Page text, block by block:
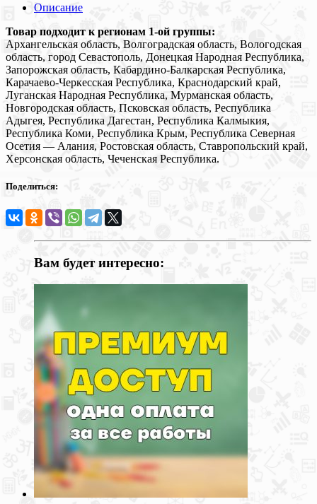
Описание
Товар подходит к регионам 1-ой группы:
Архангельская область, Волгоградская область, Вологодская
область, город Севастополь, Донецкая Народная Республика,
Запорожская область, Кабардино-Балкарская Республика,
Карачаево-Черкесская Республика, Краснодарский край,
Луганская Народная Республика, Мурманская область,
Новгородская область, Псковская область, Республика
Адыгея, Республика Дагестан, Республика Калмыкия,
Республика Коми, Республика Крым, Республика Северная
Осетия — Алания, Ростовская область, Ставропольский край,
Херсонская область, Чеченская Республика.
Поделиться:
Вам будет интересно: